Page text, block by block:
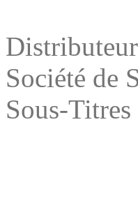
Société de
Sous-Titres